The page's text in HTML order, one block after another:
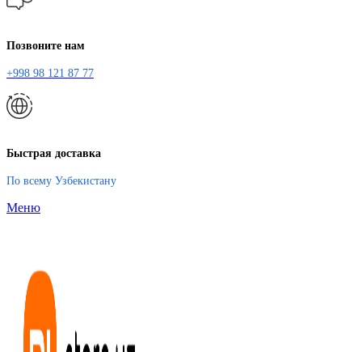
Позвоните нам
+998 98 121 87 77
Быстрая доставка
По всему Узбекистану
Меню